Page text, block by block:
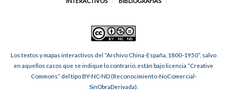
Los textos y mapas interactivos del “Archivo China-España, 1800-1950”, salvo
en aquellos casos que se indique lo contrario, están bajo licencia “Creative
Commons” del tipo BY-NC-ND (Reconocimiento-NoComercial-
SinObraDerivada).